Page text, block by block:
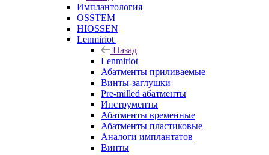
Имплантология
OSSTEM
HIOSSEN
Lenmiriot
Назад
Lenmiriot
Абатменты приливаемые
Винты-заглушки
Pre-milled абатменты
Инструменты
Абатменты временные
Абатменты пластиковые
Аналоги имплантатов
Винты